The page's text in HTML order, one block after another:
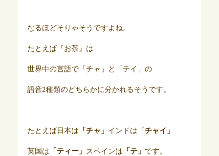
なるほどそりゃそうですよね。
たとえば『お茶』は
世界中の言語で「チャ」と「テイ」の
語音2種類のどちらかに分かれるそうです。
たとえば日本は 「チャ」 インドは 「チャイ」
英国は 「ティー」 スペインは 「テ」 です。